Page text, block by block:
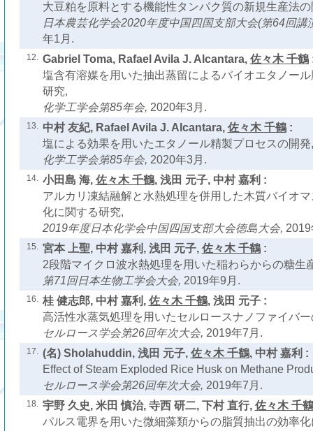
大豆粕を原料とする機能性タンパク質の新規生産法
日本農芸化学会2020年度中国四国支部大会(第64回
年1月.
12. Gabriel Toma, Rafael Avila J. Alcantara, 佐々木 千鶴
塩含有溶媒を用いた抽出蒸留によるバイオエタノー
研究,
化学工学会第85年会, 2020年3月.
13. 中村 友紀, Rafael Avila J. Alcantara, 佐々木 千鶴:
塩による効果を用いたエタノール精製プロセスの開発,
化学工学会第85年会, 2020年3月.
14. 小田島 海, 佐々木 千鶴, 浅田 元子, 中村 嘉利 :
アルカリ凍結融解と水熱処理を併用した木質バイオ
化に関する研究,
2019年度日本化学会中国四国支部大会徳島大会,
15. 宮本 上聖, 中村 嘉利, 浅田 元子, 佐々木 千鶴:
2段階マイクロ波水熱処理を用いた稲わらからの糖生
第71回日本生物工学会大会, 2019年9月.
16. 桂 健志郎, 中村 嘉利, 佐々木 千鶴, 浅田 元子 :
高活性水蒸気処理を用いたセルロースナノファイバ
セルロース学会第26回年次大会, 2019年7月.
17. (名) Sholahuddin, 浅田 元子, 佐々木 千鶴, 中村 嘉利 :
Effect of Steam Exploded Rice Husk on Methane
セルロース学会第26回年次大会, 2019年7月.
18. 宇野 久史, 米田 慎治, 寺西 研二, 下村 直行, 佐々木 千鶴
パルス電界を用いた微細藻類からの脂質抽出の効率